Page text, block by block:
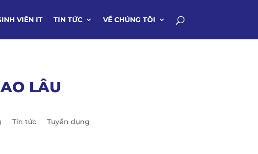
VIÊN IT TIN TỨC VỀ CHÚNG TÔI
LÂU
Tin tức Tuyển dụng